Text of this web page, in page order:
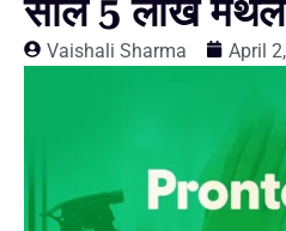
साल 5 लाख
Vaishali Sharma April